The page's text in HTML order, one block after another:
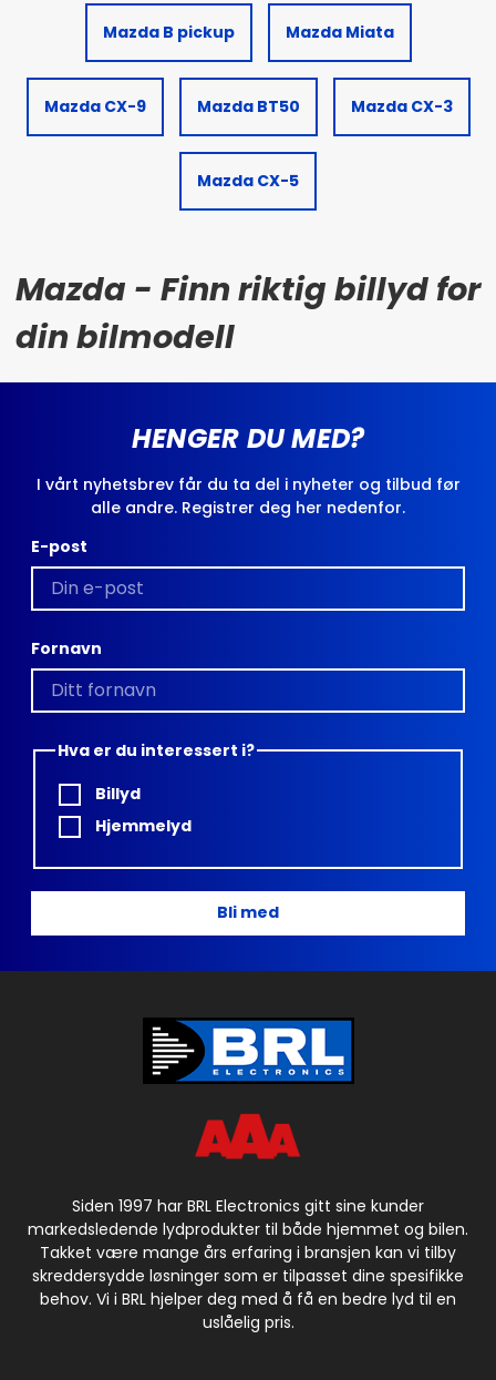
Mazda B pickup Mazda Miata
Mazda CX-9 Mazda BT50 Mazda CX-3
Mazda CX-5
Mazda - Finn riktig billyd for
din bilmodell
HENGER DU MED?
I vårt nyhetsbrev får du ta del i nyheter og tilbud før
alle andre. Registrer deg her nedenfor.
E-post
Fornavn
Hva er du interessert i?
Billyd
Hjemmelyd
Bli med
Siden 1997 har BRL Electronics gitt sine kunder
markedsledende lydprodukter til både hjemmet og bilen.
Takket være mange års erfaring i bransjen kan vi tilby
skreddersydde løsninger som er tilpasset dine spesifikke
behov. Vi i BRL hjelper deg med å få en bedre lyd til en
uslåelig pris.